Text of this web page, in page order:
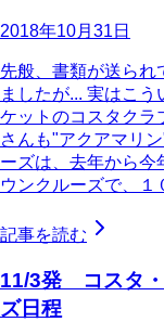
2018年10月31日
先般、書類が送られ
ましたが... 実はこ
ケットのコスタクラ
さんも"アクアマリ
ーズは、去年から今
ウンクルーズで、
記事を読む
11/3発 コスタ
ズ日程